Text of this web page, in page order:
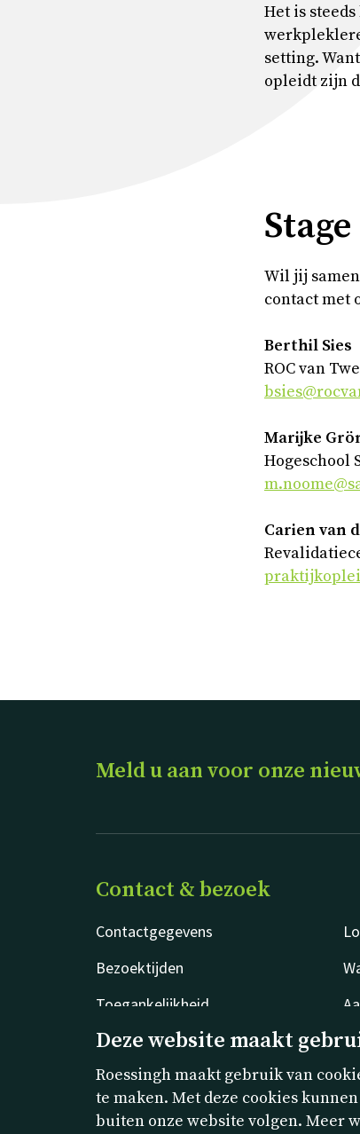
Deze website maakt
Roessingh maakt gebruik van
te maken. Met deze cookies
buiten onze website volgen. Meer
Het is
setting.
opleidt zijn
Wil jij
contact met
Berthil Sies
ROC van
Marijke
Hogeschool
Carien van
Meld u aan voor onze
Contact & bezoek
Contactgegevens
Bezoektijden
Toegankelijkheid